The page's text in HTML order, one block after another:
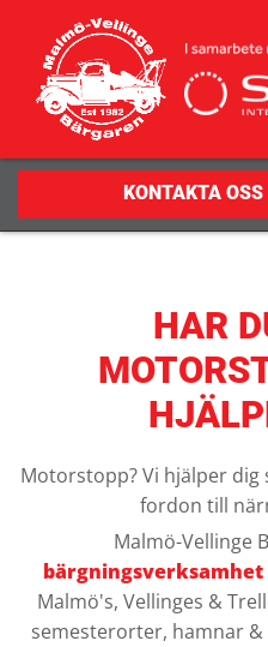
KONTAKTA OSS
HAR
Motorstopp? Vi hjälper
fordon till
Malmö-Vellinge
bärgningsverksamhet
Malmö's, Vellinges &
semesterorter, hamnar &